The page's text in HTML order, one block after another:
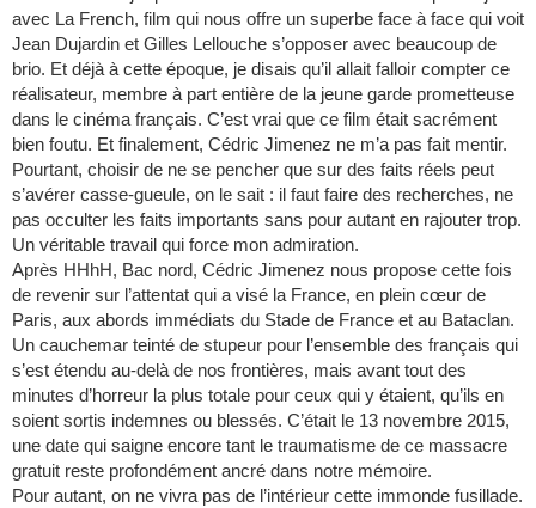
avec La French, film qui nous offre un superbe face à face qui voit
Jean Dujardin et Gilles Lellouche s’opposer avec beaucoup de
brio. Et déjà à cette époque, je disais qu’il allait falloir compter ce
réalisateur, membre à part entière de la jeune garde prometteuse
dans le cinéma français. C’est vrai que ce film était sacrément
bien foutu. Et finalement, Cédric Jimenez ne m’a pas fait mentir.
Pourtant, choisir de ne se pencher que sur des faits réels peut
s’avérer casse-gueule, on le sait : il faut faire des recherches, ne
pas occulter les faits importants sans pour autant en rajouter trop.
Un véritable travail qui force mon admiration.
Après HHhH, Bac nord, Cédric Jimenez nous propose cette fois
de revenir sur l’attentat qui a visé la France, en plein cœur de
Paris, aux abords immédiats du Stade de France et au Bataclan.
Un cauchemar teinté de stupeur pour l’ensemble des français qui
s’est étendu au-delà de nos frontières, mais avant tout des
minutes d’horreur la plus totale pour ceux qui y étaient, qu’ils en
soient sortis indemnes ou blessés. C’était le 13 novembre 2015,
une date qui saigne encore tant le traumatisme de ce massacre
gratuit reste profondément ancré dans notre mémoire.
Pour autant, on ne vivra pas de l’intérieur cette immonde fusillade.